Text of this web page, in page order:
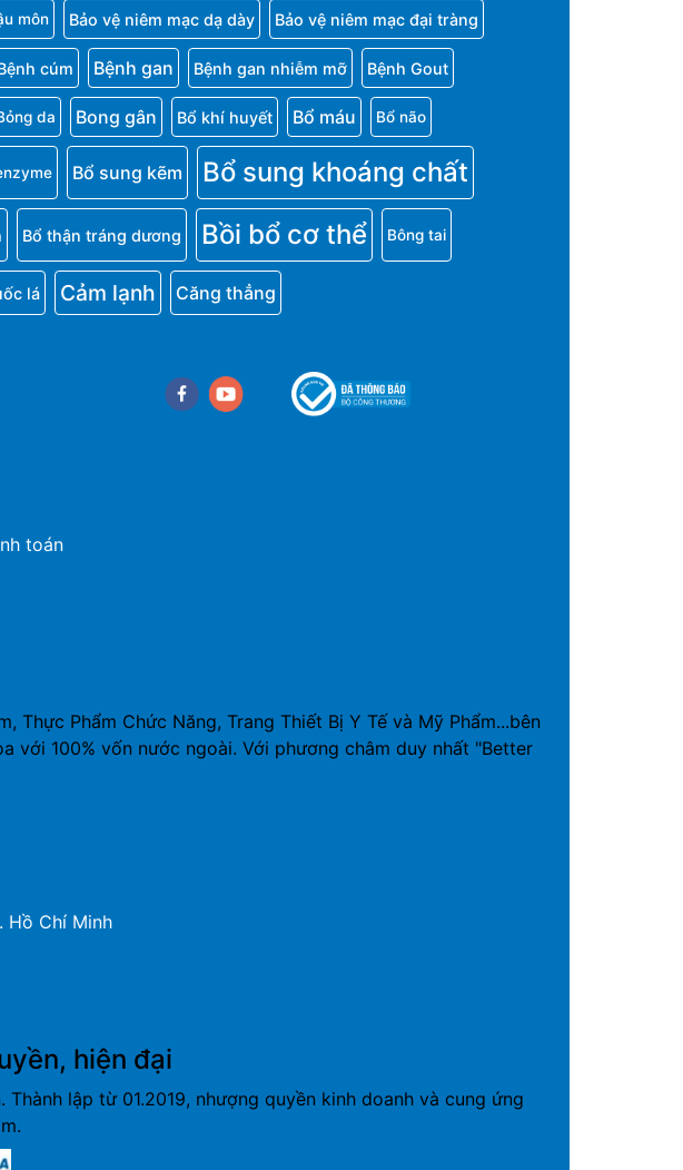
môn Bảo vệ niêm mạc dạ dày Bảo vệ niêm mạc đại tràng
cúm Bệnh gan Bệnh gan nhiễm mỡ Bệnh Gout
da Bong gân Bổ khí huyết Bổ máu Bổ não
Bổ sung kẽm Bổ sung khoáng chất
Bổ thận tráng dương Bồi bổ cơ thể Bông tai
lá Cảm lạnh Căng thẳng
toán
Facebookyoutube
Thực Phẩm Chức Năng, Trang Thiết Bị Y Tế và Mỹ Phẩm...bên
với 100% vốn nước ngoài. Với phương châm duy nhất "Better
Hồ Chí Minh
hiện đại
lập từ 01.2019, nhượng quyền kinh doanh và cung ứng